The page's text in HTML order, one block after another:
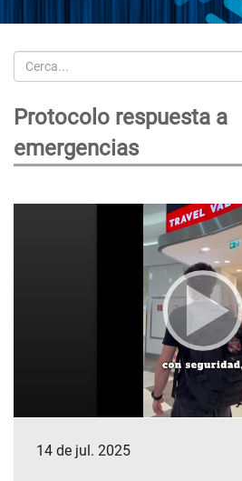
Cerca
Protocolo respuesta a
emergencias
14 de jul. 2025